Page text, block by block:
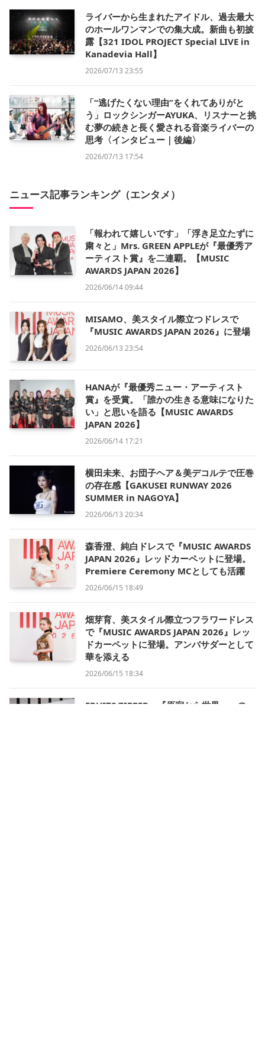
ライバーから生まれたアイドル、過去最大
のホールワンマンでの集大成。新曲も初披
露【321 IDOL PROJECT Special LIVE in
Kanadevia Hall】
2026/07/13 23:55
「“逃げたくない理由”をくれてありがと
う」ロックシンガーAYUKA、リスナーと挑
む夢の続きと長く愛される音楽ライバーの
思考〈インタビュー｜後編〉
2026/07/13 17:54
ニュース記事ランキング（エンタメ）
「報われて嬉しいです」「浮き足立たずに
粛々と」Mrs. GREEN APPLEが『最優秀ア
ーティスト賞』を二連覇。【MUSIC
AWARDS JAPAN 2026】
2026/06/14 09:44
MISAMO、美スタイル際立つドレスで
『MUSIC AWARDS JAPAN 2026』に登場
2026/06/13 23:54
HANAが『最優秀ニュー・アーティスト
賞』を受賞。「誰かの生きる意味になりた
い」と思いを語る【MUSIC AWARDS
JAPAN 2026】
2026/06/14 17:21
横田未来、お団子ヘア＆美デコルテで圧巻
の存在感【GAKUSEI RUNWAY 2026
SUMMER in NAGOYA】
2026/06/13 20:34
森香澄、純白ドレスで『MUSIC AWARDS
JAPAN 2026』レッドカーペットに登場。
Premiere Ceremony MCとしても活躍
2026/06/15 18:49
畑芽育、美スタイル際立つフラワードレス
で『MUSIC AWARDS JAPAN 2026』レッ
ドカーペットに登場。アンバサダーとして
華を添える
2026/06/15 18:34
FRUITS ZIPPER、『原宿から世界へ』の一